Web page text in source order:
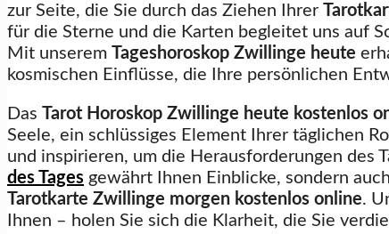
zur Seite, die Sie durch das Ziehen Ihrer
für die Sterne und die Karten begleitet uns auf
Mit unserem Tageshoroskop Zwillinge heute
kosmischen Einflüsse, die Ihre persönlichen
Das Tarot Horoskop Zwillinge heute kostenlos
Seele, ein schlüssiges Element Ihrer täglichen
und inspirieren, um die Herausforderungen des
des Tages gewährt Ihnen Einblicke, sondern
Tarotkarte Zwillinge morgen kostenlos online.
Ihnen – holen Sie sich die Klarheit, die Sie